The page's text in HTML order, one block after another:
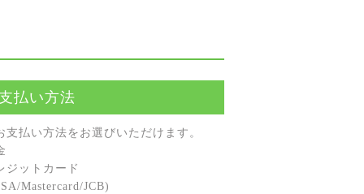
払い方法
⽀払い⽅法をお選びいただけます。
ジットカード
Mastercard/JCB)